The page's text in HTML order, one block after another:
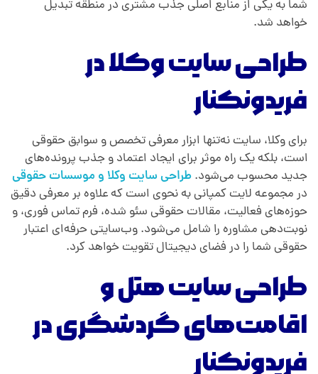
شما به یکی از منابع اصلی جذب مشتری در منطقه تبدیل
خواهد شد.
طراحی سایت وکلا در
فریدونکنار
برای وکلا، سایت نه‌تنها ابزار معرفی تخصص و سوابق حقوقی
است، بلکه یک راه موثر برای ایجاد اعتماد و جذب پرونده‌های
جدید محسوب می‌شود.طراحی سایت وکلا و موسسات حقوقی
در مجموعه لایت کمپانی به نحوی است که علاوه بر معرفی دقیق
حوزه‌های فعالیت، مقالات حقوقی سئو شده، فرم تماس فوری، و
نوبت‌دهی مشاوره را شامل می‌شود. وب‌سایتی حرفه‌ای اعتبار
حقوقی شما را در فضای دیجیتال تقویت خواهد کرد.
طراحی سایت هتل و
اقامت‌های گردشگری در
فریدونکنار